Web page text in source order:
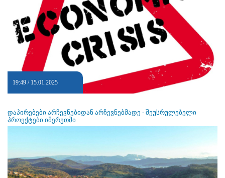
19:49 / 15.01.2025
დაპირებები არჩევნებიდან არჩევნებმადე - შეუსრულებელი
პროექტები იმერეთში